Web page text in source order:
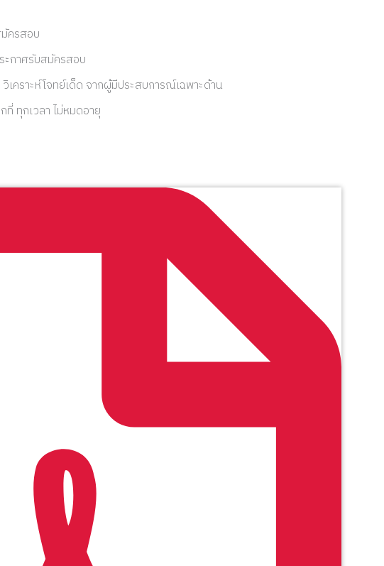
ครสอบ
ะกาศรับสมัครสอบ
คราะห์โจทย์เด็ด จากผู้มีประสบการณ์เฉพาะด้าน
ทุกเวลา ไม่หมดอายุ